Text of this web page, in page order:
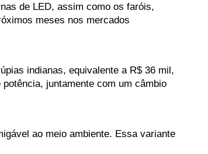
de LED, assim como os faróis,
meses nos mercados
indianas, equivalente a R$ 36 mil,
juntamente com um câmbio
ao meio ambiente. Essa variante